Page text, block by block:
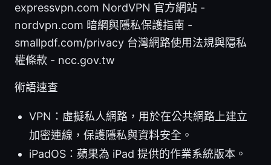
expressvpn.com NordVPN 官方網站 -
nordvpn.com 暗網與隱私保護指南 -
smallpdf.com/privacy 台灣網路使用法規與隱私
權條款 - ncc.gov.tw
術語速查
VPN：虛擬私人網路，用於在公共網路上建立
加密連線，保護隱私與資料安全。
iPadOS：蘋果為 iPad 提供的作業系統版本。